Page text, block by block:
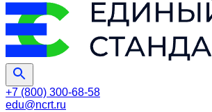
+7 (800) 300-68-58
edu@ncrt.ru